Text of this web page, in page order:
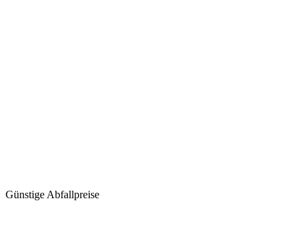
Günstige Abfallpreise